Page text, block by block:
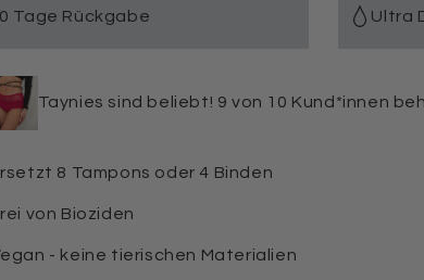
Taynie
Tage Rückgabe Ultra
Taynies sind beliebt! 9 von 10 Kund*innen
8 Tampons oder 4 Binden
von Bioziden
- keine tierischen Materialien